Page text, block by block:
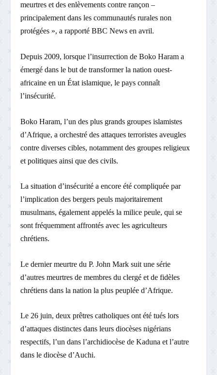
meurtres et des enlèvements contre rançon –
principalement dans les communautés rurales non
protégées », a rapporté BBC News en avril.
Depuis 2009, lorsque l’insurrection de Boko Haram a
émergé dans le but de transformer la nation ouest-
africaine en un État islamique, le pays connaît
l’insécurité.
Boko Haram, l’un des plus grands groupes islamistes
d’Afrique, a orchestré des attaques terroristes aveugles
contre diverses cibles, notamment des groupes religieux
et politiques ainsi que des civils.
La situation d’insécurité a encore été compliquée par
l’implication des bergers peuls majoritairement
musulmans, également appelés la milice peule, qui se
sont fréquemment affrontés avec les agriculteurs
chrétiens.
Le dernier meurtre du P. John Mark suit une série
d’autres meurtres de membres du clergé et de fidèles
chrétiens dans la nation la plus peuplée d’Afrique.
Le 26 juin, deux prêtres catholiques ont été tués lors
d’attaques distinctes dans leurs diocèses nigérians
respectifs, l’un dans l’archidiocèse de Kaduna et l’autre
dans le diocèse d’Auchi.